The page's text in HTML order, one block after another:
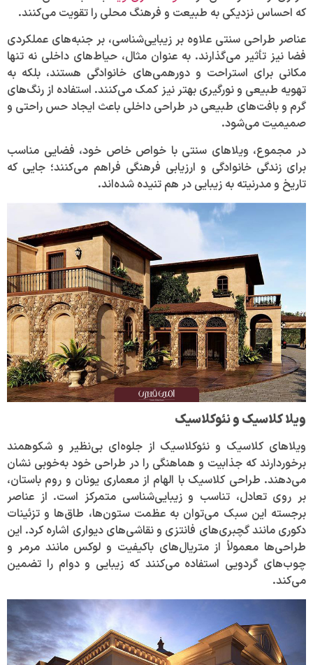
که احساس نزدیکی به طبیعت و فرهنگ محلی را تقویت می‌کنند.
عناصر طراحی سنتی علاوه بر زیبایی‌شناسی، بر جنبه‌های عملکردی
فضا نیز تأثیر می‌گذارند. به عنوان مثال، حیاط‌های داخلی نه تنها
مکانی برای استراحت و دورهمی‌های خانوادگی هستند، بلکه به
تهویه طبیعی و نورگیری بهتر نیز کمک می‌کنند. استفاده از رنگ‌های
گرم و بافت‌های طبیعی در طراحی داخلی باعث ایجاد حس راحتی و
صمیمیت می‌شود.
در مجموع، ویلاهای سنتی با خواص خاص خود، فضایی مناسب
برای زندگی خانوادگی و ارزیابی فرهنگی فراهم می‌کنند؛ جایی که
تاریخ و مدرنیته به زیبایی در هم تنیده شده‌اند.
ویلا کلاسیک و نئوکلاسیک
ویلاهای کلاسیک و نئوکلاسیک از جلوه‌ای بی‌نظیر و شکوهمند
برخوردارند که جذابیت و هماهنگی را در طراحی خود به‌خوبی نشان
می‌دهند. طراحی کلاسیک با الهام از معماری یونان و روم باستان،
بر روی تعادل، تناسب و زیبایی‌شناسی متمرکز است. از عناصر
برجسته این سبک می‌توان به عظمت ستون‌ها، طاق‌ها و تزئینات
دکوری مانند گچبری‌های فانتزی و نقاشی‌های دیواری اشاره کرد. این
طراحی‌ها معمولاً از متریال‌های باکیفیت و لوکس مانند مرمر و
چوب‌های گردویی استفاده می‌کنند که زیبایی و دوام را تضمین
می‌کند.